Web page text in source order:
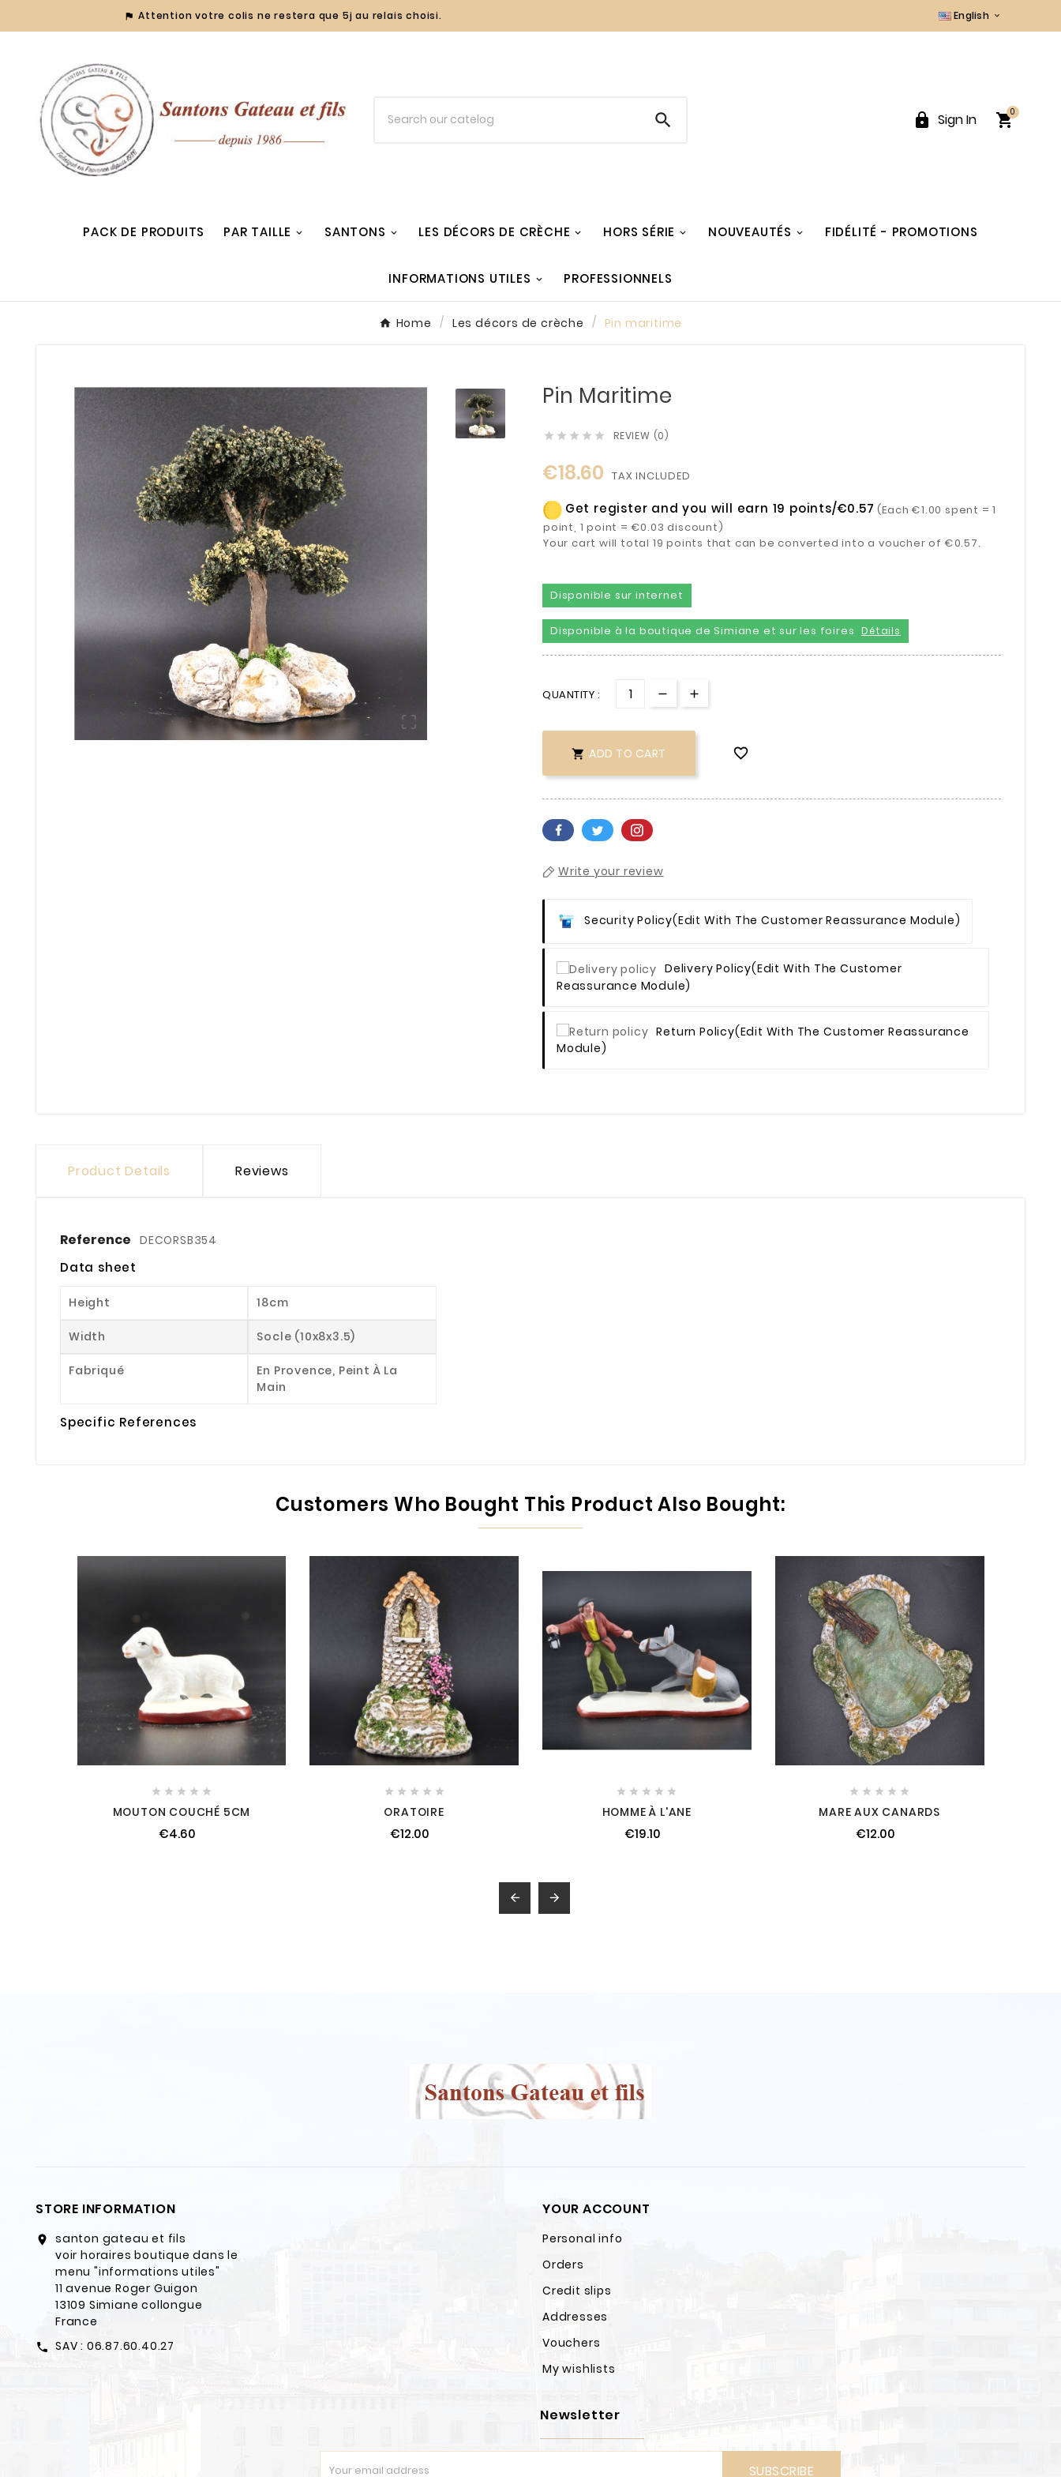
 Attention votre colis ne restera que 5j au relais choisi. English 
  Sign In 
0
PACK DE PRODUITS PAR TAILLE SANTONS LES DÉCORS DE CRÈCHE HORS SÉRIE NOUVEAUTÉS FIDÉLITÉ - PROMOTIONS
INFORMATIONS UTILES PROFESSIONNELS
Home Les décors de crèche Pin maritime

Pin Maritime
     REVIEW (0)
€18.60 TAX INCLUDED
Get register and you will earn 19 points/€0.57 (Each €1.00 spent = 1
point, 1 point = €0.03 discount)
Your cart will total 19 points that can be converted into a voucher of €0.57.
Disponible sur internet
Disponible à la boutique de Simiane et sur les foires Détails
QUANTITY :
 ADD TO CART 
Write your review
Security Policy(edit With The Customer Reassurance Module)
Delivery Policy(edit With The Customer
Reassurance Module)
Return Policy(edit With The Customer Reassurance
Module)
Product Details Reviews
Reference DECORSB354
Data sheet
Height 18cm
Width Socle (10x8x3.5)
Fabriqué
En Provence, Peint À La
Main
Specific References
Customers Who Bought This Product Also Bought:
    
MOUTON COUCHÉ 5CM
€4.60
    
ORATOIRE
€12.00
    
HOMME À L'ANE
€19.10
    
MARE AUX CANARDS
€12.00
 
STORE INFORMATION
location_on
santon gateau et fils
voir horaires boutique dans le
menu "informations utiles"
11 avenue Roger Guigon
13109 Simiane collongue
France
call SAV : 06.87.60.40.27
YOUR ACCOUNT
Personal info
Orders
Credit slips
Addresses
Vouchers
My wishlists
Newsletter
SUBSCRIBE